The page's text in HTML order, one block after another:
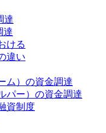
達
達
ける
違い
ム）の資金調達
パー）の資金調達
資制度